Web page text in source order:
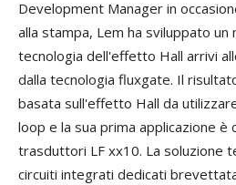
Development Manager in
alla stampa, Lem ha sviluppato un
tecnologia dell'effetto Hall arrivi
dalla tecnologia fluxgate. Il
basata sull'effetto Hall da
loop e la sua prima applicazione è
trasduttori LF xx10. La soluzione
circuiti integrati dedicati